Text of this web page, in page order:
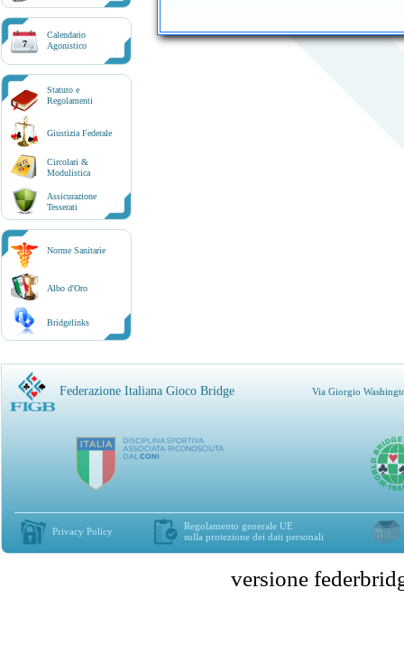
7
Calendario
Agonistico
Statuto e
Regolamenti
Giustizia Federale
Circolari &
Modulistica
Assicurazione
Tesserati
Norme Sanitarie
Albo d'Oro
Bridgelinks
Federazione Italiana Gioco Bridge Via Giorgio
Privacy Policy
Regolamento generale UE
sulla protezione dei dati personali
versione